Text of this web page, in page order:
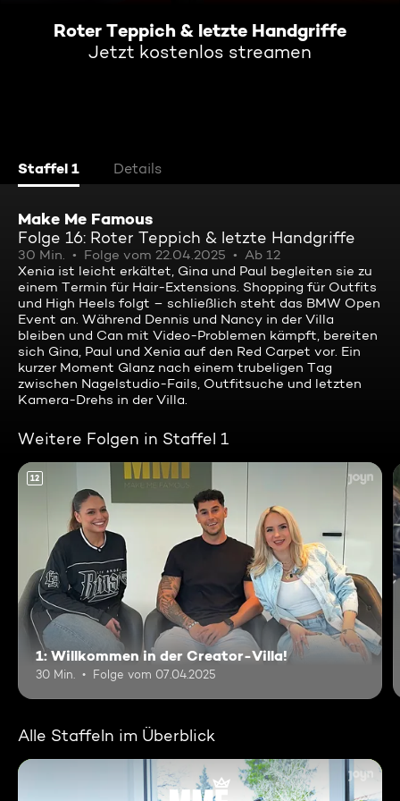
Roter Teppich & letzte Handgriffe
Jetzt kostenlos streamen
Staffel 1 Details
Make Me Famous
Folge 16: Roter Teppich & letzte Handgriffe
30 Min. Folge vom 22.04.2025
Ab 12
Xenia ist leicht erkältet, Gina und Paul begleiten sie zu
einem Termin für Hair-Extensions. Shopping für Outfits
und High Heels folgt – schließlich steht das BMW Open
Event an. Während Dennis und Nancy in der Villa
bleiben und Can mit Video-Problemen kämpft, bereiten
sich Gina, Paul und Xenia auf den Red Carpet vor. Ein
kurzer Moment Glanz nach einem trubeligen Tag
zwischen Nagelstudio-Fails, Outfitsuche und letzten
Kamera-Drehs in der Villa.
Weitere Folgen in Staffel 1
12
1: Willkommen in der Creator-Villa!
30 Min. Folge vom 07.04.2025
Alle Staffeln im Überblick